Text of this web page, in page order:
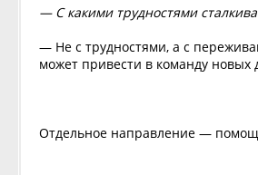
— С какими трудностями
— Не с трудностями, а с
может привести в команду новых
Отдельное направление —